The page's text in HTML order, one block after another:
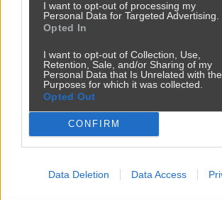
I want to opt-out of processing my
Personal Data for Targeted Advertising.
Opted In
I want to opt-out of Collection, Use,
Retention, Sale, and/or Sharing of my
Personal Data that Is Unrelated with the
Purposes for which it was collected.
Opted Out
CONFIRM
Data Deletion Data Access
Odpowiedz
d.72 😏 Szyderca
On jest taka brzydka...
Protestuje PiS, który wpuścił